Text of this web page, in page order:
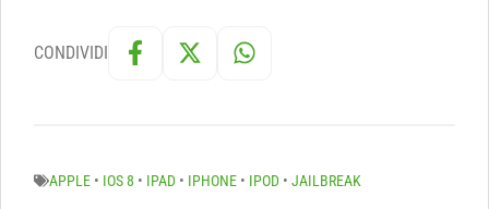
CONDIVIDI
APPLE • IOS 8 • IPAD • IPHONE • IPOD • JAILBREAK